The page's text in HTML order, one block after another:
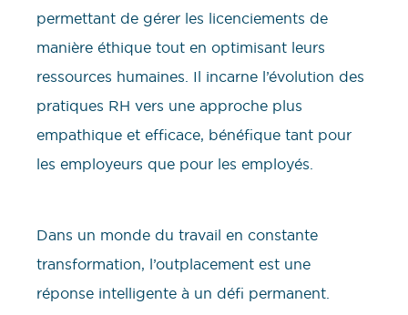
permettant de gérer les licenciements de
manière éthique tout en optimisant leurs
ressources humaines. Il incarne l’évolution des
pratiques RH vers une approche plus
empathique et efficace, bénéfique tant pour
les employeurs que pour les employés.
Dans un monde du travail en constante
transformation, l’outplacement est une
réponse intelligente à un défi permanent.